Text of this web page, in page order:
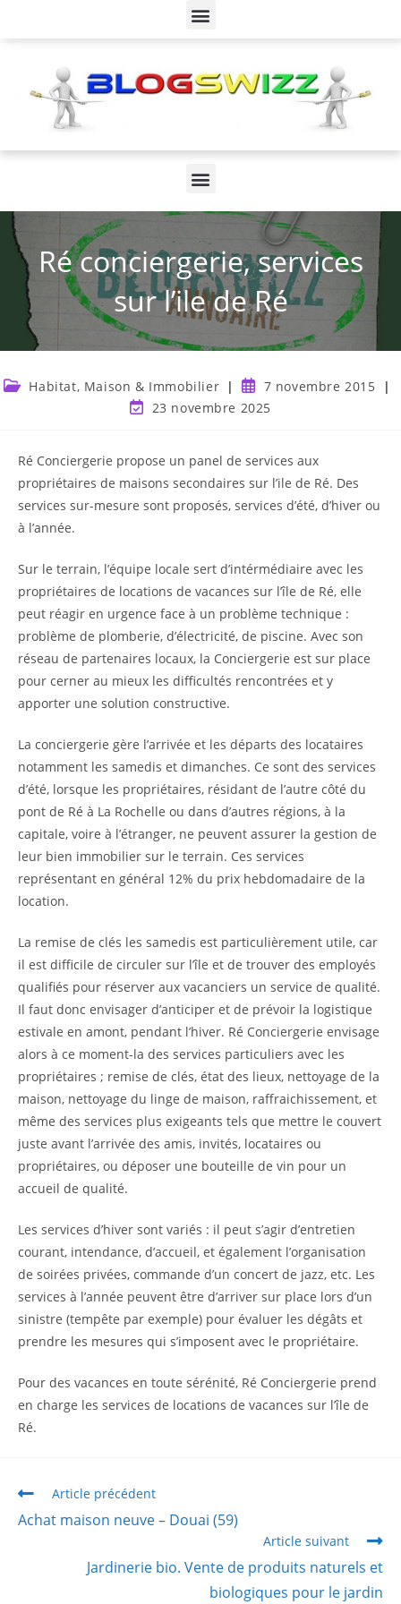
Ré conciergerie, services
sur l’ile de Ré
Habitat, Maison & Immobilier
7 novembre 2015
23 novembre 2025
Ré Conciergerie propose un panel de services aux
propriétaires de maisons secondaires sur l’ile de Ré. Des
services sur-mesure sont proposés, services d’été, d’hiver ou
à l’année.
Sur le terrain, l’équipe locale sert d’intérmédiaire avec les
propriétaires de locations de vacances sur l’île de Ré, elle
peut réagir en urgence face à un problème technique :
problème de plomberie, d’électricité, de piscine. Avec son
réseau de partenaires locaux, la Conciergerie est sur place
pour cerner au mieux les difficultés rencontrées et y
apporter une solution constructive.
La conciergerie gère l’arrivée et les départs des locataires
notamment les samedis et dimanches. Ce sont des services
d’été, lorsque les propriétaires, résidant de l’autre côté du
pont de Ré à La Rochelle ou dans d’autres régions, à la
capitale, voire à l’étranger, ne peuvent assurer la gestion de
leur bien immobilier sur le terrain. Ces services
représentant en général 12% du prix hebdomadaire de la
location.
La remise de clés les samedis est particulièrement utile, car
il est difficile de circuler sur l’île et de trouver des employés
qualifiés pour réserver aux vacanciers un service de qualité.
Il faut donc envisager d’anticiper et de prévoir la logistique
estivale en amont, pendant l’hiver. Ré Conciergerie envisage
alors à ce moment-la des services particuliers avec les
propriétaires ; remise de clés, état des lieux, nettoyage de la
maison, nettoyage du linge de maison, raffraichissement, et
même des services plus exigeants tels que mettre le couvert
juste avant l’arrivée des amis, invités, locataires ou
propriétaires, ou déposer une bouteille de vin pour un
accueil de qualité.
Les services d’hiver sont variés : il peut s’agir d’entretien
courant, intendance, d’accueil, et également l’organisation
de soirées privées, commande d’un concert de jazz, etc. Les
services à l’année peuvent être d’arriver sur place lors d’un
sinistre (tempête par exemple) pour évaluer les dégâts et
prendre les mesures qui s’imposent avec le propriétaire.
Pour des vacances en toute sérénité, Ré Conciergerie prend
en charge les services de locations de vacances sur l’île de
Ré.
Article précédent
Achat maison neuve – Douai (59)
Article suivant
Jardinerie bio. Vente de produits naturels et
biologiques pour le jardin